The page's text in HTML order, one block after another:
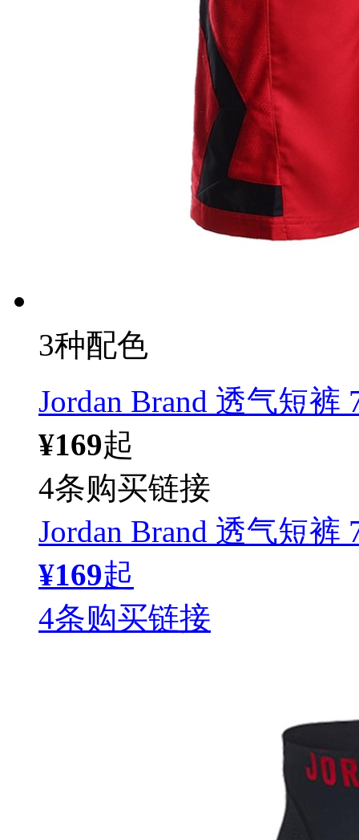
3种配色
Jordan Brand 透气短裤
¥169起
4条购买链接
Jordan Brand 透气短裤
¥169起
4条购买链接